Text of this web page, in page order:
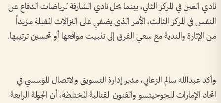
نادي العين في المركز الثاني، بينما يحل نادي الشارقة لرياضات الدفاع عن
النفس في المركز الثالث، الأمر الذي يضفي على النزالات المقبلة مزيداً
من الإثارة والندية مع سعي الفرق إلى تثبيت مواقعها أو تحسين ترتيبها.
وأكد عبدالله سالم الزعابي، مدير إدارة التسويق والاتصال المؤسسي في
اتحاد الإمارات للجوجيتسو والفنون القتالية المختلطة، أن الجولة الرابعة